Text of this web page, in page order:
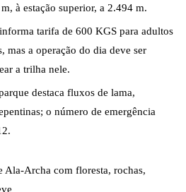
à estação superior, a 2.494 m.
tarifa de 600 KGS para adultos
mas a operação do dia deve ser
a trilha nele.
destaca fluxos de lama,
o número de emergência